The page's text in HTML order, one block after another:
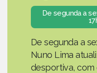
De segunda a
De segunda a
Nuno Lima
desportiva,